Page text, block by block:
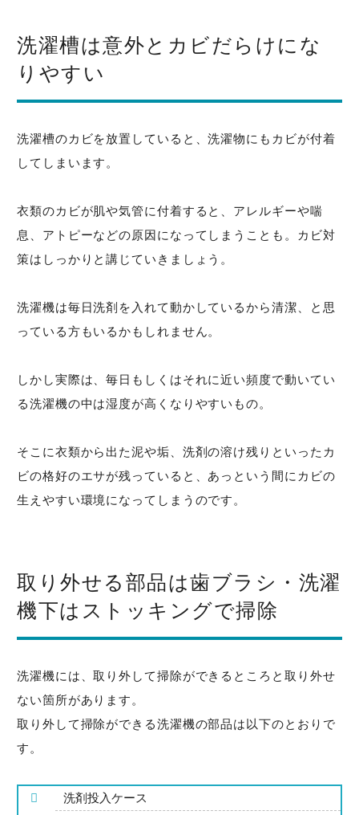
洗濯槽は意外とカビだらけにな
りやすい
洗濯槽のカビを放置していると、洗濯物にもカビが付着
してしまいます。
衣類のカビが肌や気管に付着すると、アレルギーや喘
息、アトピーなどの原因になってしまうことも。カビ対
策はしっかりと講じていきましょう。
洗濯機は毎日洗剤を入れて動かしているから清潔、と思
っている方もいるかもしれません。
しかし実際は、毎日もしくはそれに近い頻度で動いてい
る洗濯機の中は湿度が高くなりやすいもの。
そこに衣類から出た泥や垢、洗剤の溶け残りといったカ
ビの格好のエサが残っていると、あっという間にカビの
生えやすい環境になってしまうのです。
取り外せる部品は歯ブラシ・洗濯
機下はストッキングで掃除
洗濯機には、取り外して掃除ができるところと取り外せ
ない箇所があります。
取り外して掃除ができる洗濯機の部品は以下のとおりで
す。
洗剤投入ケース